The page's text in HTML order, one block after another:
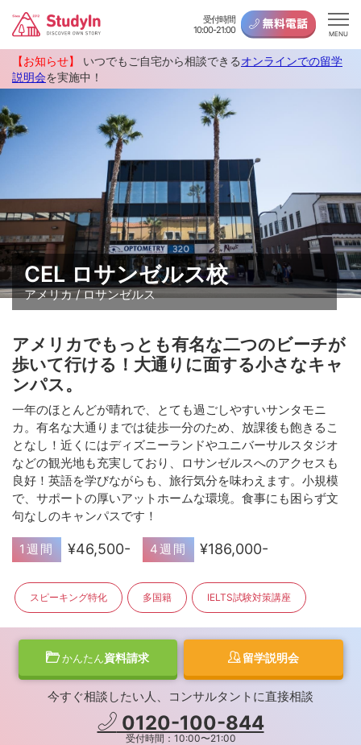
受付時間
10:00-21:00
MENU
【お知らせ】 いつでもご自宅から相談できるオンラインでの留学
説明会を実施中！
CEL ロサンゼルス校
アメリカ / ロサンゼルス
アメリカでもっとも有名な二つのビーチが
歩いて行ける！大通りに面する小さなキャ
ンパス。
一年のほとんどが晴れで、とても過ごしやすいサンタモニ
カ。有名な大通りまでは徒歩一分のため、放課後も飽きるこ
となし！近くにはディズニーランドやユニバーサルスタジオ
などの観光地も充実しており、ロサンゼルスへのアクセスも
良好！英語を学びながらも、旅行気分を味わえます。小規模
で、サポートの厚いアットホームな環境。食事にも困らず文
句なしのキャンパスです！
1週間 ¥46,500- 4週間 ¥186,000-
スピーキング特化 多国籍 IELTS試験対策講座
かんたん資料請求 留学説明会
今すぐ相談したい人、コンサルタントに直接相談
0120-100-844
受付時間：10:00〜21:00